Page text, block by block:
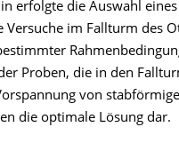
erfolgte die Auswahl eines
Versuche im Fallturm des
Proben, die in den
von
die optimale Lösung dar.